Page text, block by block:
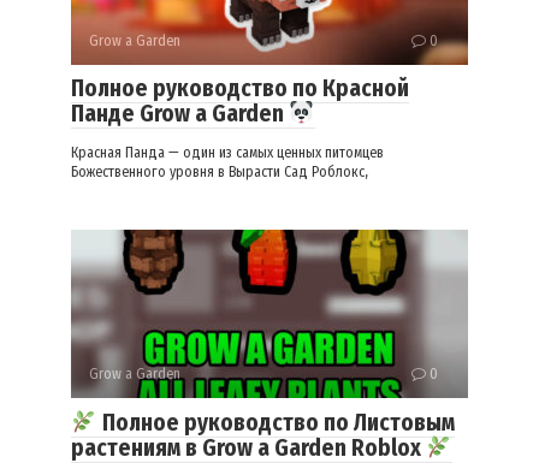
Grow a Garden 0
Полное руководство по Красной
Панде Grow a Garden
Красная Панда — один из самых ценных питомцев
Божественного уровня в Вырасти Сад Роблокс,
Grow a Garden 0
Полное руководство по Листовым
растениям в Grow a Garden Roblox